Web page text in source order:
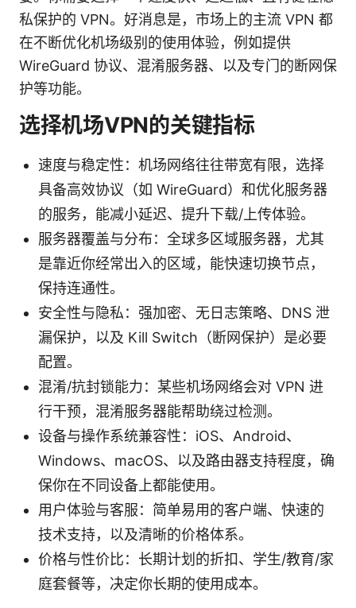
私保护的 VPN。好消息是，市场上的主流 VPN 都
在不断优化机场级别的使用体验，例如提供
WireGuard 协议、混淆服务器、以及专门的断网保
护等功能。
选择机场VPN的关键指标
速度与稳定性：机场网络往往带宽有限，选择
具备高效协议（如 WireGuard）和优化服务器
的服务，能减小延迟、提升下载/上传体验。
服务器覆盖与分布：全球多区域服务器，尤其
是靠近你经常出入的区域，能快速切换节点，
保持连通性。
安全性与隐私：强加密、无日志策略、DNS 泄
漏保护，以及 Kill Switch（断网保护）是必要
配置。
混淆/抗封锁能力：某些机场网络会对 VPN 进
行干预，混淆服务器能帮助绕过检测。
设备与操作系统兼容性：iOS、Android、
Windows、macOS、以及路由器支持程度，确
保你在不同设备上都能使用。
用户体验与客服：简单易用的客户端、快速的
技术支持，以及清晰的价格体系。
价格与性价比：长期计划的折扣、学生/教育/家
庭套餐等，决定你长期的使用成本。